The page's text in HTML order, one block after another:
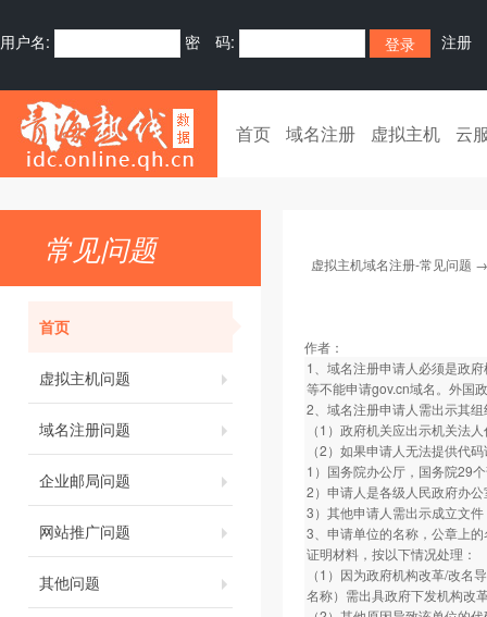
用户名: 密 码: 注册
首页 域名注册 虚拟主机 云
常见问题
首页
虚拟主机问题
域名注册问题
企业邮局问题
网站推广问题
其他问题
虚拟主机域名注册-常见问题
作者：
1、域名注册申请人必须是政
等不能申请gov.cn域名。外国
2、域名注册申请人需出示其
（1）政府机关应出示机关法
（2）如果申请人无法提供代
1）国务院办公厅，国务院29
2）申请人是各级人民政府办
3）其他申请人需出示成立文
3、申请单位的名称，公章上
证明材料，按以下情况处理：
（1）因为政府机构改革/改名
名称）需出具政府下发机构改